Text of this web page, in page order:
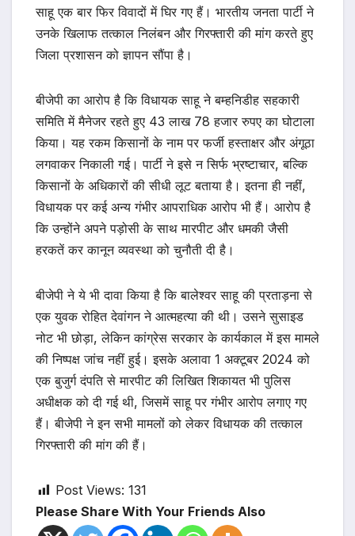
साहू एक बार फिर विवादों में घिर गए हैं। भारतीय जनता पार्टी ने
उनके खिलाफ तत्काल निलंबन और गिरफ्तारी की मांग करते हुए
जिला प्रशासन को ज्ञापन सौंपा है।
बीजेपी का आरोप है कि विधायक साहू ने बम्हनिडीह सहकारी
समिति में मैनेजर रहते हुए 43 लाख 78 हजार रुपए का घोटाला
किया। यह रकम किसानों के नाम पर फर्जी हस्ताक्षर और अंगूठा
लगवाकर निकाली गई। पार्टी ने इसे न सिर्फ भ्रष्टाचार, बल्कि
किसानों के अधिकारों की सीधी लूट बताया है। इतना ही नहीं,
विधायक पर कई अन्य गंभीर आपराधिक आरोप भी हैं। आरोप है
कि उन्होंने अपने पड़ोसी के साथ मारपीट और धमकी जैसी
हरकतें कर कानून व्यवस्था को चुनौती दी है।
बीजेपी ने ये भी दावा किया है कि बालेश्वर साहू की प्रताड़ना से
एक युवक रोहित देवांगन ने आत्महत्या की थी। उसने सुसाइड
नोट भी छोड़ा, लेकिन कांग्रेस सरकार के कार्यकाल में इस मामले
की निष्पक्ष जांच नहीं हुई। इसके अलावा 1 अक्टूबर 2024 को
एक बुजुर्ग दंपति से मारपीट की लिखित शिकायत भी पुलिस
अधीक्षक को दी गई थी, जिसमें साहू पर गंभीर आरोप लगाए गए
हैं। बीजेपी ने इन सभी मामलों को लेकर विधायक की तत्काल
गिरफ्तारी की मांग की हैं।
Post Views: 131
Please Share With Your Friends Also